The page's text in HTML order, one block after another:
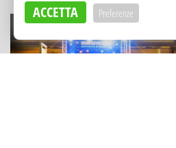
ACCETTA Preferenze